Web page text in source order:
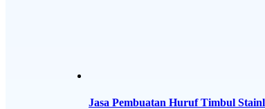
Jasa Pembuatan Huruf Timbul